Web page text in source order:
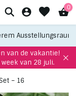
0
Ausstellungsraum
van de vakantie!
van 28 juli.
– 16